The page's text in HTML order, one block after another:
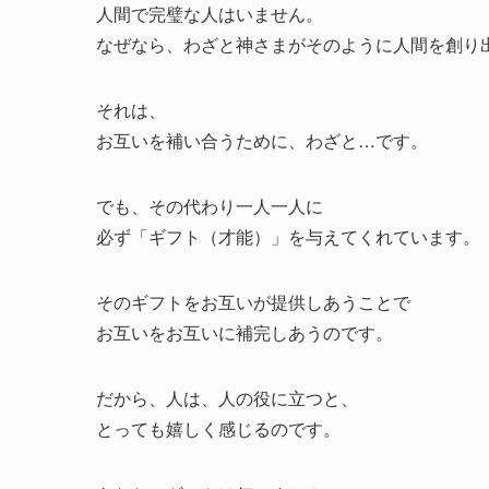
人間で完璧な人はいません。
なぜなら、わざと神さまがそのように人間を創り
それは、
お互いを補い合うために、わざと…です。
でも、その代わり一人一人に
必ず「ギフト（才能）」を与えてくれています。
そのギフトをお互いが提供しあうことで
お互いをお互いに補完しあうのです。
だから、人は、人の役に立つと、
とっても嬉しく感じるのです。